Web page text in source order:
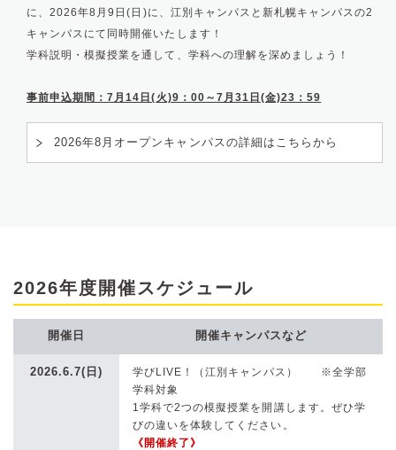
に、2026年8月9日(日)に、江別キャンパスと新札幌キャンパスの2
キャンパスにて同時開催いたします！
学科説明・模擬授業を通して、学科への理解を深めましょう！
事前申込期間：7月14日(火)9：00～7月31日(金)23：59
2026年8月オープンキャンパスの詳細はこちらから
2026年度開催スケジュール
開催日 開催キャンパスなど
2026.6.7(日)
学びLIVE！（江別キャンパス） ※全学部
学科対象
1学科で2つの模擬授業を開講します。ぜひ学
びの違いを体験してください。
《開催終了》